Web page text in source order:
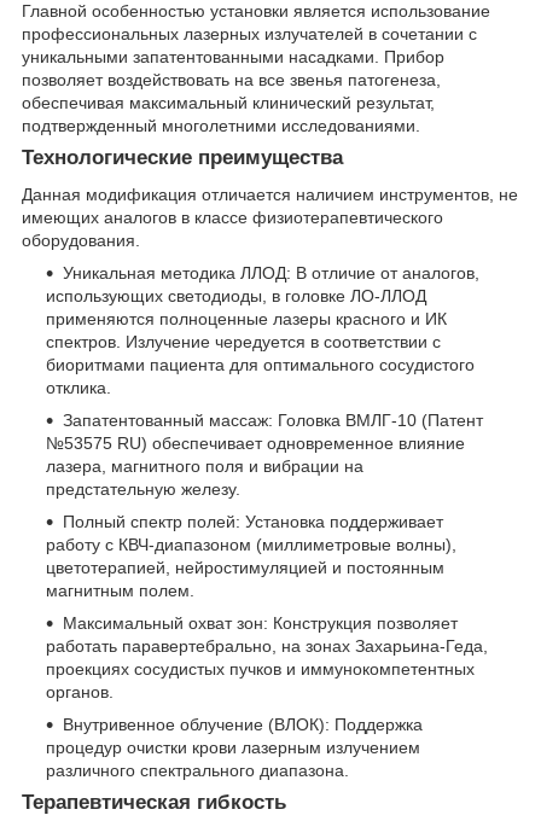
Главной особенностью установки является использование
профессиональных лазерных излучателей в сочетании с
уникальными запатентованными насадками. Прибор
позволяет воздействовать на все звенья патогенеза,
обеспечивая максимальный клинический результат,
подтвержденный многолетними исследованиями.
Технологические преимущества
Данная модификация отличается наличием инструментов, не
имеющих аналогов в классе физиотерапевтического
оборудования.
Уникальная методика ЛЛОД: В отличие от аналогов,
использующих светодиоды, в головке ЛО-ЛЛОД
применяются полноценные лазеры красного и ИК
спектров. Излучение чередуется в соответствии с
биоритмами пациента для оптимального сосудистого
отклика.
Запатентованный массаж: Головка ВМЛГ-10 (Патент
№53575 RU) обеспечивает одновременное влияние
лазера, магнитного поля и вибрации на
предстательную железу.
Полный спектр полей: Установка поддерживает
работу с КВЧ-диапазоном (миллиметровые волны),
цветотерапией, нейростимуляцией и постоянным
магнитным полем.
Максимальный охват зон: Конструкция позволяет
работать паравертебрально, на зонах Захарьина-Геда,
проекциях сосудистых пучков и иммунокомпетентных
органов.
Внутривенное облучение (ВЛОК): Поддержка
процедур очистки крови лазерным излучением
различного спектрального диапазона.
Терапевтическая гибкость